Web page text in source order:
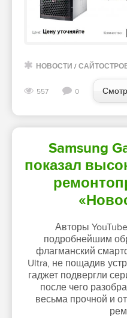
НОВОСТИ /
557 0
Samsung
показал
Авторы
подробнейшим
флагманский
Ultra, не пощадив
гаджет подвергли
после чего
весьма прочной и